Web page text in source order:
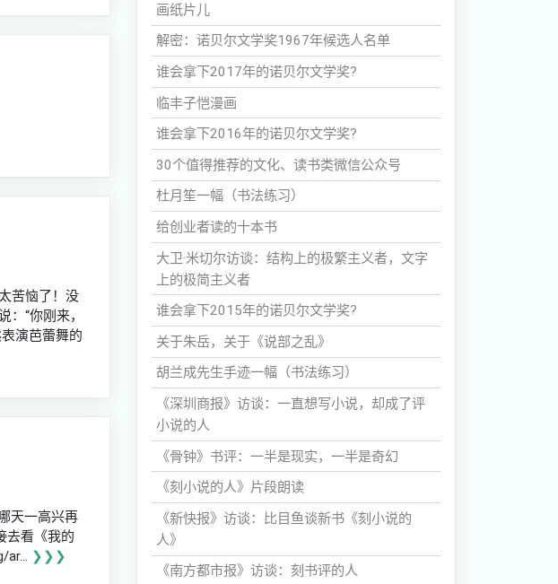
苦恼了！没
“你刚来，
演芭蕾舞的
天一高兴再
去看《我的
ar... ❯❯❯
画纸片儿
解密：诺贝尔文学奖1967年候选人名单
谁会拿下2017年的诺贝尔文学奖?
临丰子恺漫画
谁会拿下2016年的诺贝尔文学奖?
30个值得推荐的文化、读书类微信公众号
杜月笙一幅（书法练习）
给创业者读的十本书
大卫·米切尔访谈：结构上的极繁主义者，文字
上的极简主义者
谁会拿下2015年的诺贝尔文学奖?
关于朱岳，关于《说部之乱》
胡兰成先生手迹一幅（书法练习）
《深圳商报》访谈：一直想写小说，却成了评
小说的人
《骨钟》书评：一半是现实，一半是奇幻
《刻小说的人》片段朗读
《新快报》访谈：比目鱼谈新书《刻小说的
人》
《南方都市报》访谈：刻书评的人